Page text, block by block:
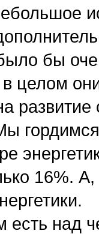
бы
целом
16%.
есть над